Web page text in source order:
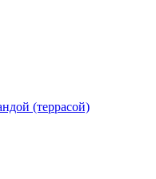
(террасой)